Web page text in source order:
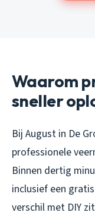
Waarom
sneller
Bij August in De
professionele
Binnen dertig
inclusief een
verschil met DIY